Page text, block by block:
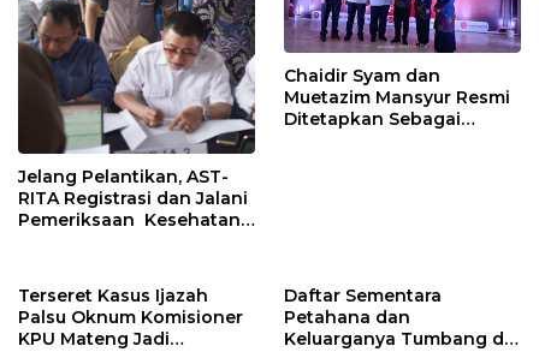
Jelang Pelantikan, AST-
RITA Registrasi dan Jalani
Pemeriksaan Kesehatan
Chaidir Syam dan
Muetazim Mansyur Resmi
Ditetapkan Sebagai
Terseret Kasus Ijazah
Palsu Oknum Komisioner
KPU Mateng Jadi
Daftar Sementara
Petahana dan
Keluarganya Tumbang di